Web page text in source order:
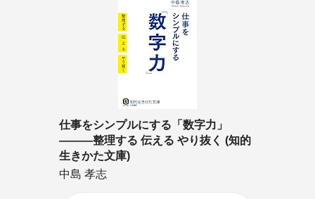
仕事をシンプルにする「数字力」
―――整理する 伝える やり抜く (知的
生きかた文庫)
中島 孝志